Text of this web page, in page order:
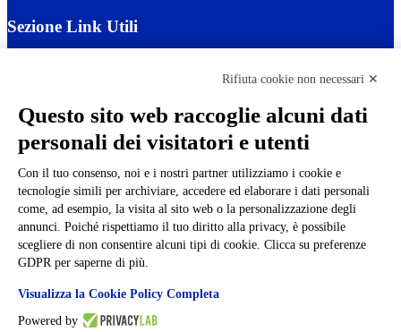
Sezione Link Utili
Ufficio Relazioni con il Pubblico
Dichiarazione di accessibilità
Obiettivi di accessibilità
Gestione consensi cookie
Amministrazione trasparente
Pagina visualizzata
921 volte
Sezione Copyright
Copyright 2026 | Engineered and powered by Gruppo Spaggiari
Parma S.p.A. | Divisione Publishing & New Social Media
Rifiuta cookie non necessari ✕
Questo sito web raccoglie alcuni dati
personali dei visitatori e utenti
Con il tuo consenso, noi e i nostri partner utilizziamo i cookie e
tecnologie simili per archiviare, accedere ed elaborare i dati personali
come, ad esempio, la visita al sito web o la personalizzazione degli
annunci. Poiché rispettiamo il tuo diritto alla privacy, è possibile
scegliere di non consentire alcuni tipi di cookie. Clicca su preferenze
GDPR per saperne di più.
Visualizza la Cookie Policy Completa
Powered by